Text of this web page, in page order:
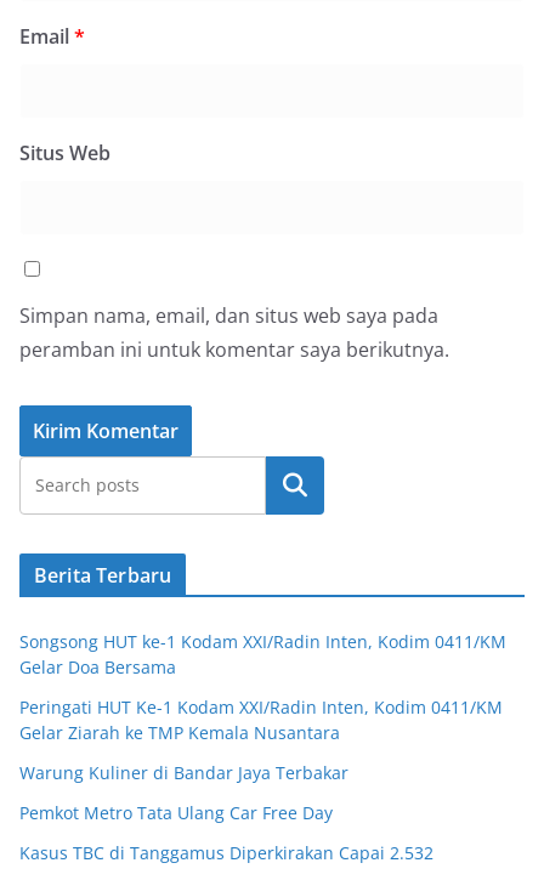
Email*
Situs Web
Simpan nama, email, dan situs web saya pada
peramban ini untuk komentar saya berikutnya.
Cari
Berita Terbaru
Songsong HUT ke-1 Kodam XXI/Radin Inten, Kodim 0411/KM
Gelar Doa Bersama
Peringati HUT Ke-1 Kodam XXI/Radin Inten, Kodim 0411/KM
Gelar Ziarah ke TMP Kemala Nusantara
Warung Kuliner di Bandar Jaya Terbakar
Pemkot Metro Tata Ulang Car Free Day
Kasus TBC di Tanggamus Diperkirakan Capai 2.532